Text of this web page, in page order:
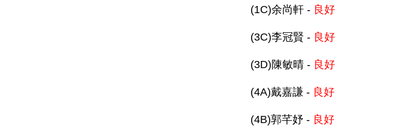
(1C)余尚軒 - 良好
(3C)李冠賢 - 良好
(3D)陳敏晴 - 良好
(4A)戴嘉謙 - 良好
(4B)郭芊妤 - 良好